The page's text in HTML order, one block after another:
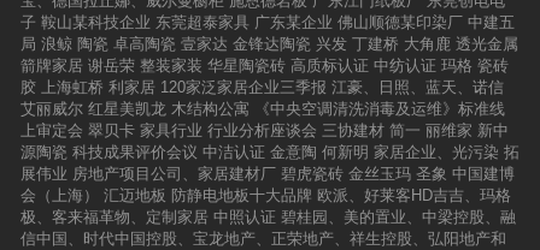
子 鞍山某科技企业 东莞超泰家具 广东某企业 佛山顺德某印染厂 中建五
局 浪鲸 陶瓷 卓高陶瓷 壹家达 金锋达陶瓷 兴发 丁建桥 大角鹿 透光金属
箭牌家居 谢岳荣 整装家装 华星陶瓷砖 高质标认证 中纺认证 玛格 瓷砖
胶 上海虹桥 利家居 120家泛家居企业三季报 江豪、日照、蓝天、诺信
艾丽威尔 红星美凯龙 木结构公寓
《中央空调清洗消毒及运维》标准线
上审定会 翠贝卡 家具行业 行业分析座谈会 三协建材 简一 丽维家 新中
源陶瓷 科技成果评价会议 中洁认证 金意陶 何新明 家居企业、光污染 拓
展伟业 房地产项目公司、家居建材厂 碧虎瓷砖 金丝玉玛 圣象 中国建博
会（上海）
汇迈地板 防静电地板十大品牌 欧派、好莱客HD吉吉、玛格
极、客来福革物、定制家居 中照认证 碧桂园、美的置业、中梁控股、融
信中国、时代中国控股、宝龙地产、正荣地产、祥生控股、弘阳地产和